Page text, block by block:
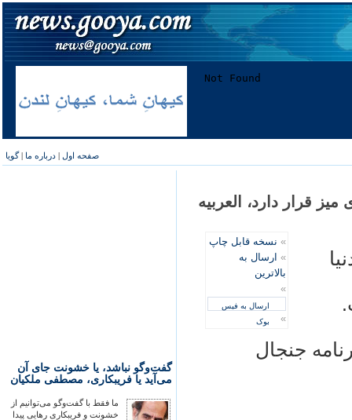
صفحه اول | درباره ما |گویا
گفت‌وگو نباشد، یا خشونت جای آن
می‌آید یا فریبکاری، مصطفی ملکیان
ما فقط با گفت‌وگو می‌توانیم از
خشونت و فریبکاری رهایی پیدا
قرار دارد، العربيه
» نسخه قابل چاپ
» ارسال به
بالاترین
»
ارسال به فیس
بوک
»
دنيا
جنجال